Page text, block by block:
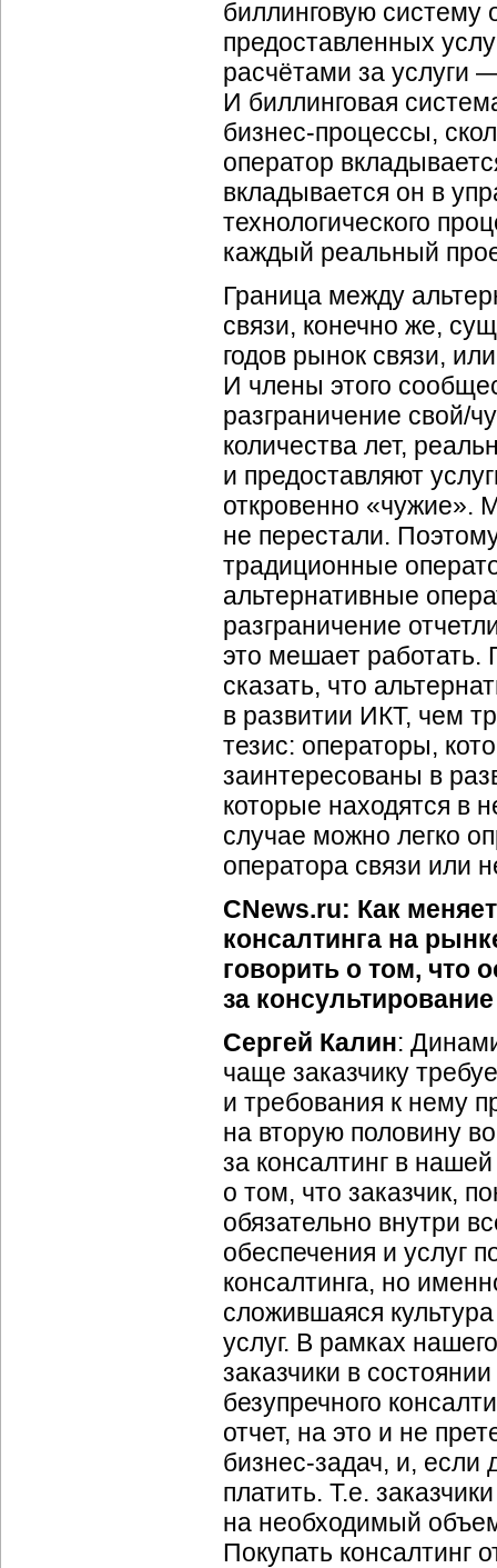
биллинговую систему
предоставленных
расчётами за услуги
И биллинговая
бизнес-процессы,
оператор
вкладывается он в
технологического
каждый реальный
Граница между
связи, конечно же,
годов рынок связи,
И члены этого
разграничение свой/
количества лет,
и предоставляют
откровенно «чужие».
не перестали.
традиционные
альтернативные
разграничение
это мешает работать.
сказать, что
в развитии ИКТ, чем
тезис: операторы,
заинтересованы в
которые находятся в
случае можно легко
оператора связи или
CNews.ru: Как
консалтинга на
говорить о том, что
за
Сергей Калин:
чаще заказчику
и требования к нему
на вторую половину
за консалтинг в
о том, что заказчик,
обязательно внутри
обеспечения и услуг
консалтинга, но
сложившаяся
услуг. В рамках
заказчики в
безупречного
отчет, на это и не
бизнес-задач, и, если
платить. Т.е.
на необходимый объем
Покупать консалтинг